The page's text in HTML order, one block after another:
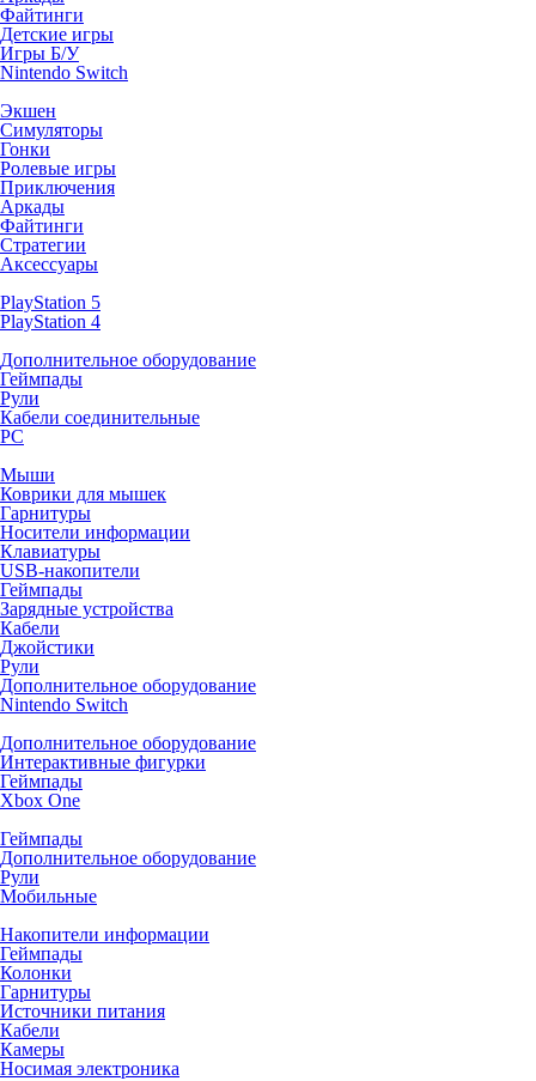
Файтинги
Детские игры
Игры Б/У
Nintendo Switch
Экшен
Симуляторы
Гонки
Ролевые игры
Приключения
Аркады
Файтинги
Стратегии
Аксессуары
PlayStation 5
PlayStation 4
Дополнительное оборудование
Геймпады
Рули
Кабели соединительные
PC
Мыши
Коврики для мышек
Гарнитуры
Носители информации
Клавиатуры
USB-накопители
Геймпады
Зарядные устройства
Кабели
Джойстики
Рули
Дополнительное оборудование
Nintendo Switch
Дополнительное оборудование
Интерактивные фигурки
Геймпады
Xbox One
Геймпады
Дополнительное оборудование
Рули
Мобильные
Накопители информации
Геймпады
Колонки
Гарнитуры
Источники питания
Кабели
Камеры
Носимая электроника